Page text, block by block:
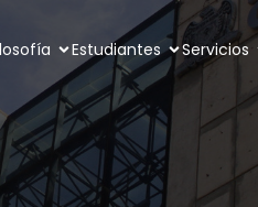
Estudiantes Servicios